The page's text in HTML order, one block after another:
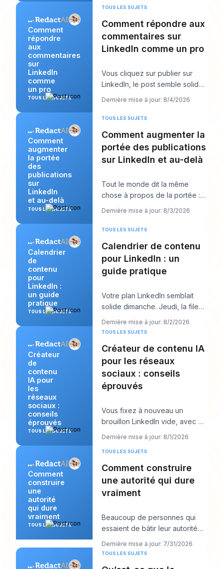
Comment
répondre
aux
commentaires
sur
LinkedIn
comme
un pro
TOUS LES SUJETS
TOUS LES SUJETS
Comment répondre aux
commentaires sur
LinkedIn comme un pro
Vous cliquez sur publier sur
LinkedIn, le post semble solide,
puis le vrai travail commence.
Dernière mise à jour: 8/4/2026
Comment
augmenter
la portée
des
publications
sur
LinkedIn
et au-delà
TOUS LES SUJETS
TOUS LES SUJETS
Comment augmenter la
portée des publications
sur LinkedIn et au-delà
Tout le monde dit la même
chose à propos de la portée :
publiez plus. Ce conseil semble
Dernière mise à jour: 8/3/2026
Calendrier
de
contenu
pour
LinkedIn :
un guide
pratique
TOUS LES SUJETS
TOUS LES SUJETS
Calendrier de contenu
pour LinkedIn : un
guide pratique
Votre plan LinkedIn semblait
solide dimanche. Jeudi, la file
d’attente est vide, l’accroche
que vous
Dernière mise à jour: 8/2/2026
Créateur
de
contenu
IA pour
les
réseaux
sociaux :
conseils
éprouvés
TOUS LES SUJETS
TOUS LES SUJETS
Créateur de contenu IA
pour les réseaux
sociaux : conseils
éprouvés
Vous fixez à nouveau un
brouillon LinkedIn vide, avec un
appel client dans dix minutes et
Dernière mise à jour: 8/1/2026
Comment
construire
une
autorité
qui dure
vraiment
TOUS LES SUJETS
TOUS LES SUJETS
Comment construire
une autorité qui dure
vraiment
Beaucoup de personnes qui
essaient de bâtir leur autorité
en font trop dans la mauvaise
direction. E
Dernière mise à jour: 7/31/2026
TOUS LES SUJETS